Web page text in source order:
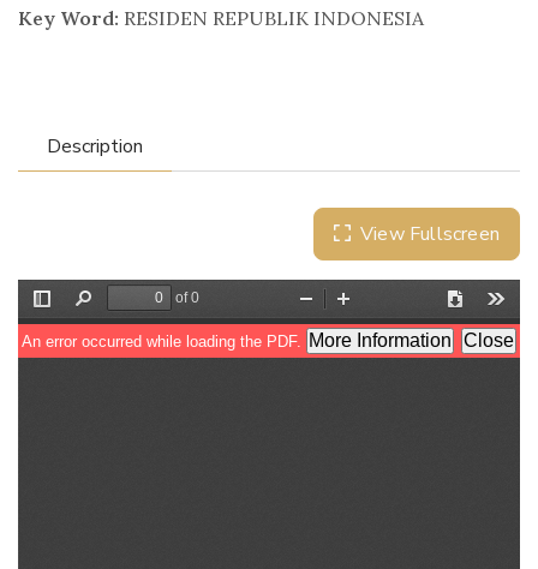
Key Word: RESIDEN REPUBLIK INDONESIA
Description
View Fullscreen